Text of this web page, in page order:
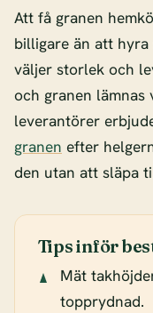
Att få granen
billigare än att
väljer storlek och
och granen lämnas
leverantörer
granen efter
den utan att släpa
Tips inför
Mät
topprydnad.